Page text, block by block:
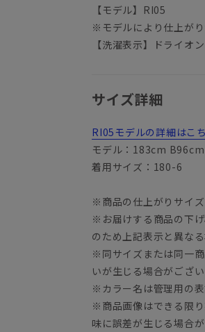
【モデル】RI05
※モデルにより仕上が
【洗濯表示】ドライオ
サイズ詳細
RI05モデルの詳細はこ
モデル：183cm
着用サイズ：180-6
※商品の仕上がりサイ
※お届けする商品の下
のため上記表示と異な
※同サイズまたは同一
いが生じる場合がござい
※カラー名は管理用の
※商品画像はできる限
味に誤差が生じる場合